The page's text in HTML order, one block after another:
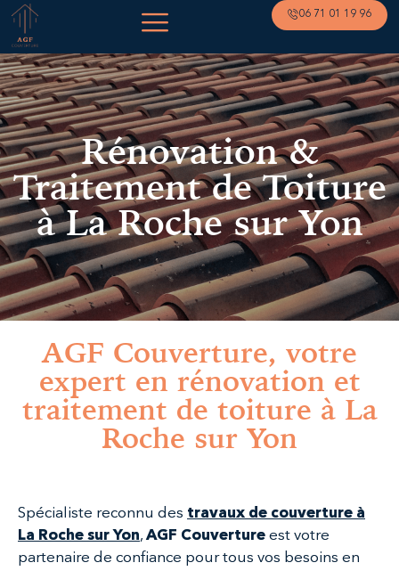
06 71 01 19 96
Rénovation &
Traitement de Toiture
à La Roche sur Yon
AGF Couverture, votre
expert en rénovation et
traitement de toiture à La
Roche sur Yon
Spécialiste reconnu des travaux de couverture à
La Roche sur Yon, AGF Couverture est votre
partenaire de confiance pour tous vos besoins en